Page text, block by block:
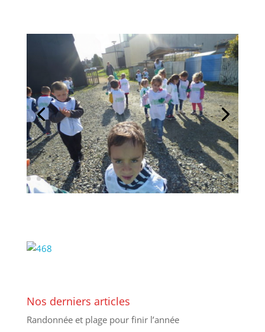
Nos derniers articles
Randonnée et plage pour finir l’année